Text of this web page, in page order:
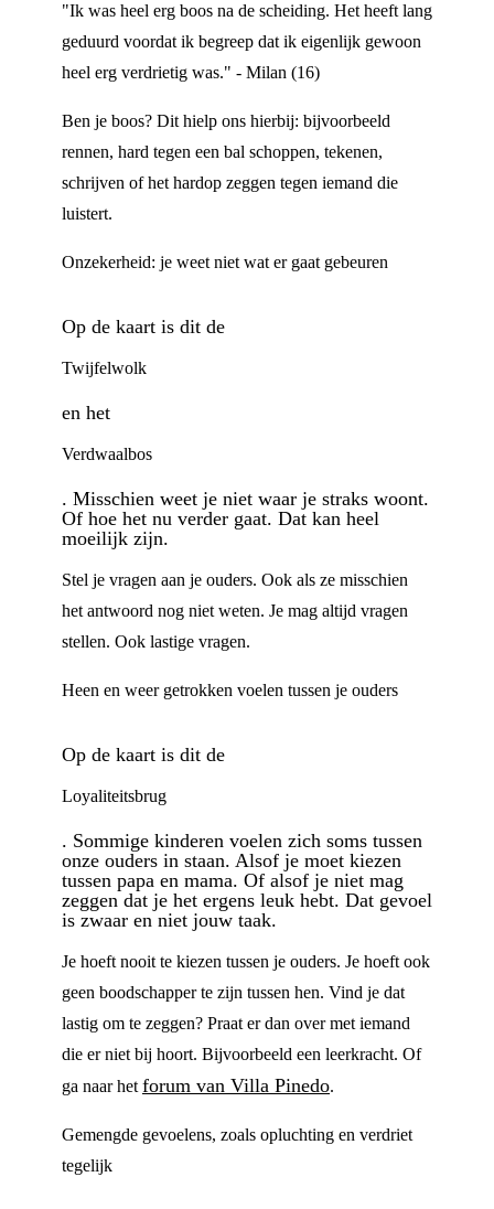
"Ik was heel erg boos na de scheiding. Het heeft lang
geduurd voordat ik begreep dat ik eigenlijk gewoon
heel erg verdrietig was." - Milan (16)
Ben je boos? Dit hielp ons hierbij: bijvoorbeeld
rennen, hard tegen een bal schoppen, tekenen,
schrijven of het hardop zeggen tegen iemand die
luistert.
Onzekerheid: je weet niet wat er gaat gebeuren
Op de kaart is dit de
Twijfelwolk
en het
Verdwaalbos
. Misschien weet je niet waar je straks woont.
Of hoe het nu verder gaat. Dat kan heel
moeilijk zijn.
Stel je vragen aan je ouders. Ook als ze misschien
het antwoord nog niet weten. Je mag altijd vragen
stellen. Ook lastige vragen.
Heen en weer getrokken voelen tussen je ouders
Op de kaart is dit de
Loyaliteitsbrug
. Sommige kinderen voelen zich soms tussen
onze ouders in staan. Alsof je moet kiezen
tussen papa en mama. Of alsof je niet mag
zeggen dat je het ergens leuk hebt. Dat gevoel
is zwaar en niet jouw taak.
Je hoeft nooit te kiezen tussen je ouders. Je hoeft ook
geen boodschapper te zijn tussen hen. Vind je dat
lastig om te zeggen? Praat er dan over met iemand
die er niet bij hoort. Bijvoorbeeld een leerkracht. Of
ga naar het forum van Villa Pinedo.
Gemengde gevoelens, zoals opluchting en verdriet
tegelijk